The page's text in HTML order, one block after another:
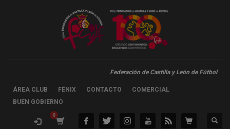
Federación de Castilla y León de Fútbol
ÁREA CLUB FÉNIX CONTACTO
COMERCIAL
BUEN GOBIERNO